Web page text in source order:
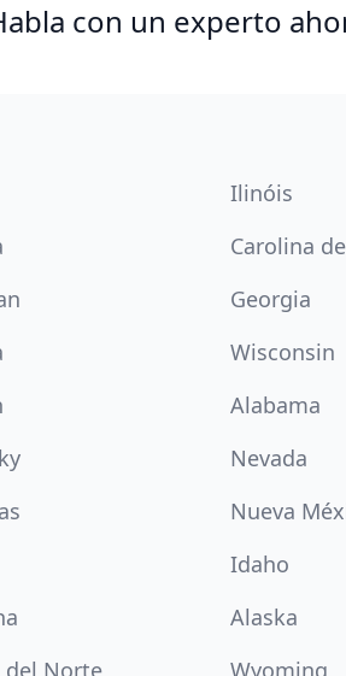
con un experto
Ilinóis
Carolina
Georgia
Wisconsin
Alabama
Nevada
Nueva
Idaho
Alaska
del Norte Wyoming